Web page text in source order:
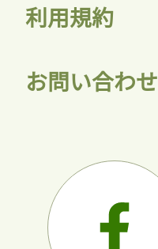
利用規約
お問い合わせ